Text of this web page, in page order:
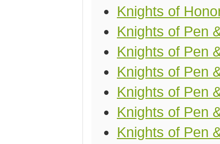
Knights of
Knights of Pen
Knights of Pen
Knights of Pen
Knights of Pen
Knights of Pen
Knights of Pen